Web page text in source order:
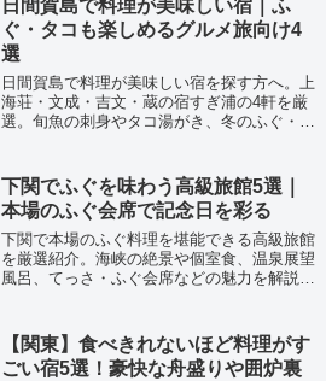
日間賀島で料理が美味しい宿｜ふ
ぐ・タコも楽しめるグルメ旅向け4
選
日間賀島で料理が美味しい宿を探す方へ。上
海荘・文成・吉文・蔵の宿すぎ浦の4軒を厳
選。旬魚の刺身やタコ湯がき、冬のふぐ・白
とめました。季節別の選び方や食事スタイル
の違いも解説。
下関でふぐを味わう高級旅館5選｜
本場のふぐ会席で記念日を彩る
下関で本場のふぐ料理を堪能できる高級旅館
を厳選紹介。海峡の絶景や個室食、温泉展望
風呂、てっさ・ふぐ会席などの魅力を解説。
【関東】食べきれないほど料理がす
ごい宿5選！豪快な舟盛りや囲炉裏